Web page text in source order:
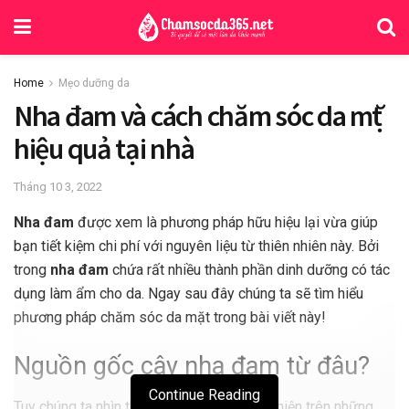
Home Mẹo dưỡng da
Nha đam và cách chăm sóc da mặt
hiệu quả tại nhà
Tháng 10 3, 2022
Nha đam được xem là phương pháp hữu hiệu lại vừa giúp
bạn tiết kiệm chi phí với nguyên liệu từ thiên nhiên này. Bởi
trong nha đam chứa rất nhiều thành phần dinh dưỡng có tác
dụng làm ẩm cho da. Ngay sau đây chúng ta sẽ tìm hiểu
phương pháp chăm sóc da mặt trong bài viết này!
Nguồn gốc cây nha đam từ đâu?
Continue Reading